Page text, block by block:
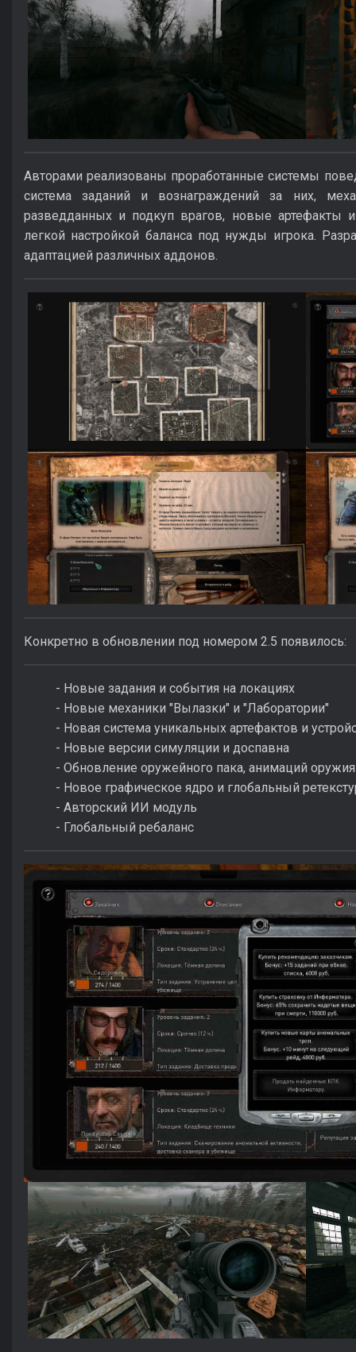
Авторами реализованы проработанные системы
система заданий и вознаграждений за них,
разведданных и подкуп врагов, новые артефакты
легкой настройкой баланса под нужды игрока.
адаптацией различных аддонов.
Конкретно в обновлении под номером 2.5 появилось:
- Новые задания и события на локациях
- Новые механики "Вылазки" и "Лаборатории"
- Новая система уникальных артефактов и
- Новые версии симуляции и доспавна
- Обновление оружейного пака, анимаций
- Новое графическое ядро и глобальный
- Авторский ИИ модуль
- Глобальный ребаланс